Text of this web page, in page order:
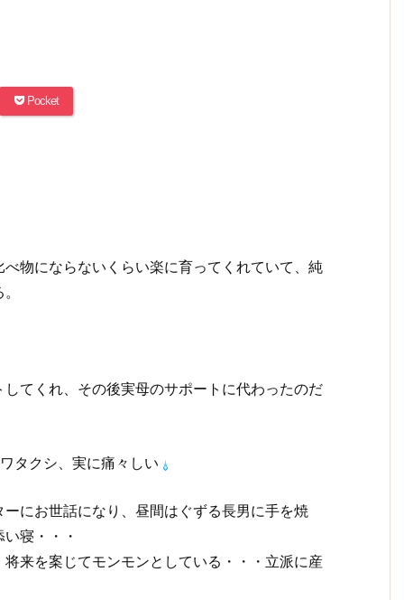
Pocket
物にならないくらい楽に育ってくれていて、純
てくれ、その後実母のサポートに代わったのだ
タクシ、実に痛々しい
にお世話になり、昼間はぐずる長男に手を焼
寝・・・
来を案じてモンモンとしている・・・立派に産